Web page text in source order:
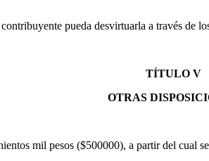
pueda desvirtuarla a través de
TÍTULO V
OTRAS
mil pesos ($500000), a partir del cual